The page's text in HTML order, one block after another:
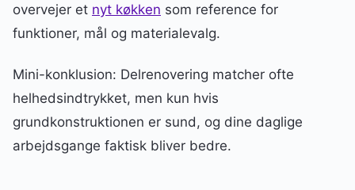
overvejer et nyt køkken som reference for
funktioner, mål og materialevalg.
Mini-konklusion: Delrenovering matcher ofte
helhedsindtrykket, men kun hvis
grundkonstruktionen er sund, og dine daglige
arbejdsgange faktisk bliver bedre.